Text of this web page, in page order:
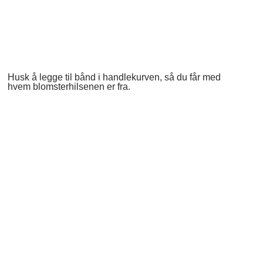
Husk å legge til bånd i handlekurven, så du får med
hvem blomsterhilsenen er fra.